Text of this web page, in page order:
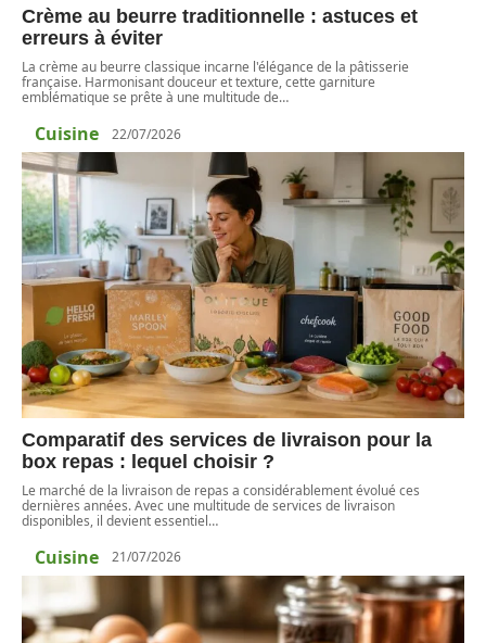
Crème au beurre traditionnelle : astuces et
erreurs à éviter
La crème au beurre classique incarne l'élégance de la pâtisserie
française. Harmonisant douceur et texture, cette garniture
emblématique se prête à une multitude de…
Cuisine 22/07/2026
Comparatif des services de livraison pour la
box repas : lequel choisir ?
Le marché de la livraison de repas a considérablement évolué ces
dernières années. Avec une multitude de services de livraison
disponibles, il devient essentiel…
Cuisine 21/07/2026